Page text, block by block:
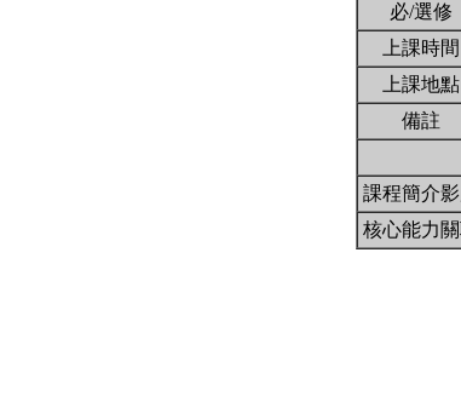
必/選修
上課時間
上課地點
備註
課程簡介
核心能力